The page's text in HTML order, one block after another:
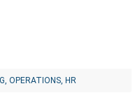
OPERATIONS, HR